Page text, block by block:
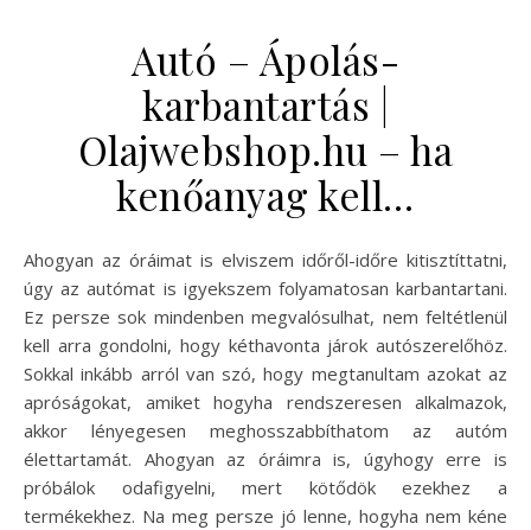
Autó – Ápolás-
karbantartás |
Olajwebshop.hu – ha
kenőanyag kell…
Ahogyan az óráimat is elviszem időről-időre kitisztíttatni,
úgy az autómat is igyekszem folyamatosan karbantartani.
Ez persze sok mindenben megvalósulhat, nem feltétlenül
kell arra gondolni, hogy kéthavonta járok autószerelőhöz.
Sokkal inkább arról van szó, hogy megtanultam azokat az
apróságokat, amiket hogyha rendszeresen alkalmazok,
akkor lényegesen meghosszabbíthatom az autóm
élettartamát. Ahogyan az óráimra is, úgyhogy erre is
próbálok odafigyelni, mert kötődök ezekhez a
termékekhez. Na meg persze jó lenne, hogyha nem kéne